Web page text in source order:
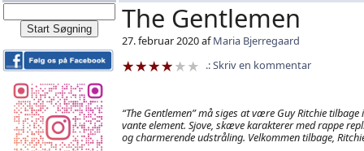
The Gentlemen
27. februar 2020 afMaria Bjerregaard
Skriv en kommentar
“The Gentlemen” må siges at være Guy Ritchie tilbage
vante element. Sjove, skæve karakterer med rappe
og charmerende udstråling. Velkommen tilbage,